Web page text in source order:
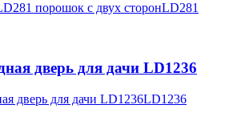
LD281
дверь для дачи LD1236
LD1236